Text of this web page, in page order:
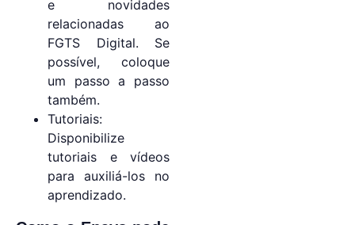
e novidades
relacionadas ao
FGTS Digital. Se
possível, coloque
um passo a passo
também.
Tutoriais:
Disponibilize
tutoriais e vídeos
para auxiliá-los no
aprendizado.